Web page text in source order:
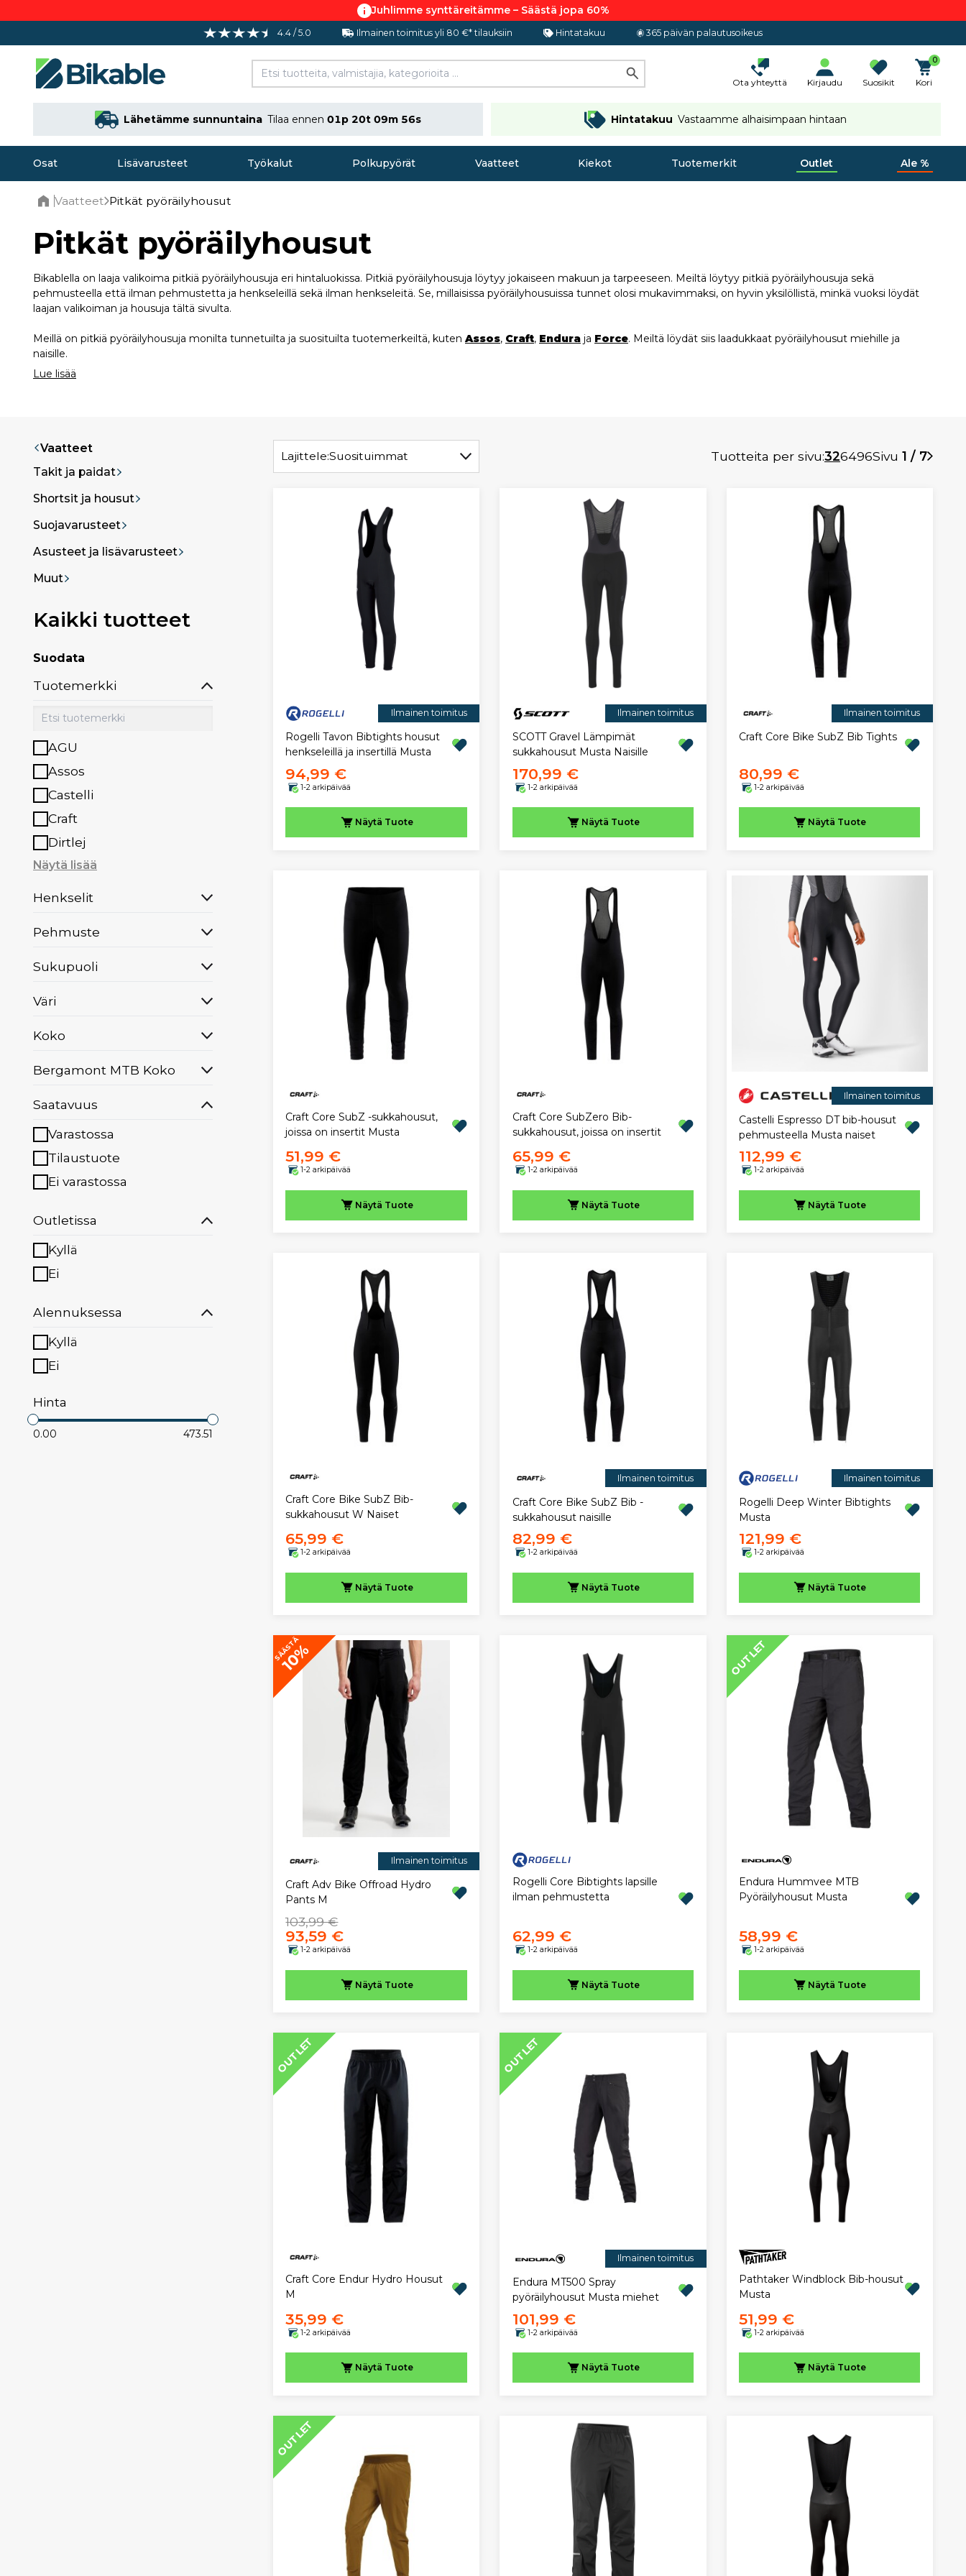
Juhlimme synttäreitämme – Säästä jopa 60%
4.4 / 5.0 Ilmainen toimitus yli 80 €* tilauksiin Hintatakuu 365 päivän palautusoikeus
Ota yhteyttä Kirjaudu Suosikit
0
Kori
Lähetämme sunnuntaina Tilaa ennen 01p 20t 09m 55s Hintatakuu Vastaamme alhaisimpaan hintaan
Osat Lisävarusteet Työkalut Polkupyörät Vaatteet Kiekot Tuotemerkit Outlet Ale %
Vaatteet Pitkät pyöräilyhousut
Pitkät pyöräilyhousut
Bikablella on laaja valikoima pitkiä pyöräilyhousuja eri hintaluokissa. Pitkiä pyöräilyhousuja löytyy jokaiseen makuun ja tarpeeseen. Meiltä löytyy pitkiä pyöräilyhousuja sekä
pehmusteella että ilman pehmustetta ja henkseleillä sekä ilman henkseleitä. Se, millaisissa pyöräilyhousuissa tunnet olosi mukavimmaksi, on hyvin yksilöllistä, minkä vuoksi löydät
laajan valikoiman ja housuja tältä sivulta.
Meillä on pitkiä pyöräilyhousuja monilta tunnetuilta ja suosituilta tuotemerkeiltä, kuten Assos, Craft, Endura ja Force. Meiltä löydät siis laadukkaat pyöräilyhousut miehille ja
naisille.
Lue lisää
Vaatteet
Takit ja paidat
Shortsit ja housut
Suojavarusteet
Asusteet ja lisävarusteet
Muut
Kaikki tuotteet
Suodata
Tuotemerkki
AGU
Assos
Castelli
Craft
Dirtlej
Näytä lisää
Henkselit
Pehmuste
Sukupuoli
Väri
Koko
Bergamont MTB Koko
Saatavuus
Varastossa
Tilaustuote
Ei varastossa
Outletissa
Kyllä
Ei
Alennuksessa
Kyllä
Ei
Hinta
0.00 473.51
Lajittele:Suosituimmat Tuotteita per sivu:326496Sivu 1 / 7
Ilmainen toimitus
Rogelli Tavon Bibtights housut
henkseleillä ja insertillä Musta
94,99 €
1-2 arkipäivää
Näytä Tuote
Ilmainen toimitus
SCOTT Gravel Lämpimät
sukkahousut Musta Naisille
170,99 €
1-2 arkipäivää
Näytä Tuote
Ilmainen toimitus
Craft Core Bike SubZ Bib Tights
80,99 €
1-2 arkipäivää
Näytä Tuote
Craft Core SubZ -sukkahousut,
joissa on insertit Musta
51,99 €
1-2 arkipäivää
Näytä Tuote
Craft Core SubZero Bib-
sukkahousut, joissa on insertit
65,99 €
1-2 arkipäivää
Näytä Tuote
Ilmainen toimitus
Castelli Espresso DT bib-housut
pehmusteella Musta naiset
112,99 €
1-2 arkipäivää
Näytä Tuote
Craft Core Bike SubZ Bib-
sukkahousut W Naiset
65,99 €
1-2 arkipäivää
Näytä Tuote
Ilmainen toimitus
Craft Core Bike SubZ Bib -
sukkahousut naisille
82,99 €
1-2 arkipäivää
Näytä Tuote
Ilmainen toimitus
Rogelli Deep Winter Bibtights
Musta
121,99 €
1-2 arkipäivää
Näytä Tuote
SÄÄSTÄ
10%
Ilmainen toimitus
Craft Adv Bike Offroad Hydro
Pants M
103,99 €
93,59 €
1-2 arkipäivää
Näytä Tuote
Rogelli Core Bibtights lapsille
ilman pehmustetta
62,99 €
1-2 arkipäivää
Näytä Tuote
OUTLET
Endura Hummvee MTB
Pyöräilyhousut Musta
58,99 €
1-2 arkipäivää
Näytä Tuote
OUTLET
Craft Core Endur Hydro Housut
M
35,99 €
1-2 arkipäivää
Näytä Tuote
OUTLET
Ilmainen toimitus
Endura MT500 Spray
pyöräilyhousut Musta miehet
101,99 €
1-2 arkipäivää
Näytä Tuote
Pathtaker Windblock Bib-housut
Musta
51,99 €
1-2 arkipäivää
Näytä Tuote
OUTLET